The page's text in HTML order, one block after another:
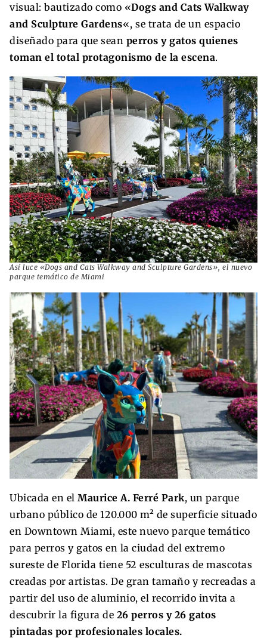
visual: bautizado como «Dogs and Cats Walkway
and Sculpture Gardens«, se trata de un espacio
diseñado para que sean perros y gatos quienes
toman el total protagonismo de la escena.
Así luce «Dogs and Cats Walkway and Sculpture Gardens», el nuevo
parque temático de Miami
Ubicada en el Maurice A. Ferré Park, un parque
urbano público de 120.000 m² de superficie situado
en Downtown Miami, este nuevo parque temático
para perros y gatos en la ciudad del extremo
sureste de Florida tiene 52 esculturas de mascotas
creadas por artistas. De gran tamaño y recreadas a
partir del uso de aluminio, el recorrido invita a
descubrir la figura de 26 perros y 26 gatos
pintadas por profesionales locales.